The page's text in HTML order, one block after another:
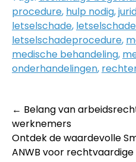
procedure, hulp nodig,
letselschade,
letselschadeprocedure,
medische behandeling,
onderhandelingen,
Post
navigation
← Belang van
werknemers
Ontdek de waardevolle
ANWB voor